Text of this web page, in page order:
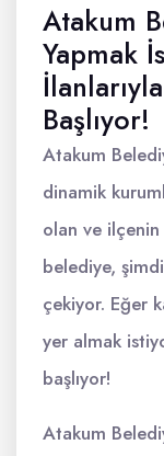
Atakum
Yapmak
Başlıyor!
Atakum
dinamik
olan ve
belediye,
çekiyor. Eğer
yer almak
başlıyor!
Atakum